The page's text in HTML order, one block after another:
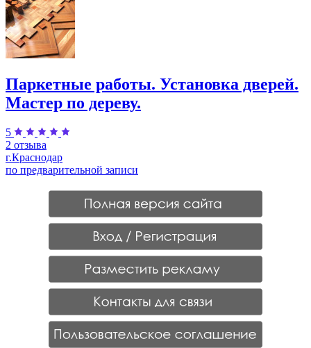
Паркетные работы. Установка дверей.
Мастер по дереву.
5
2 отзыва
г.Краснодар
по предварительной записи